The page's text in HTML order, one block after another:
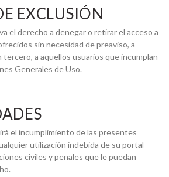
EXCLUSIÓN
el derecho a denegar o retirar el acceso a
sin necesidad de preaviso, a
tercero, a aquellos usuarios que incumplan
Generales de Uso.
el incumplimiento de las presentes
utilización indebida de su portal
civiles y penales que le puedan